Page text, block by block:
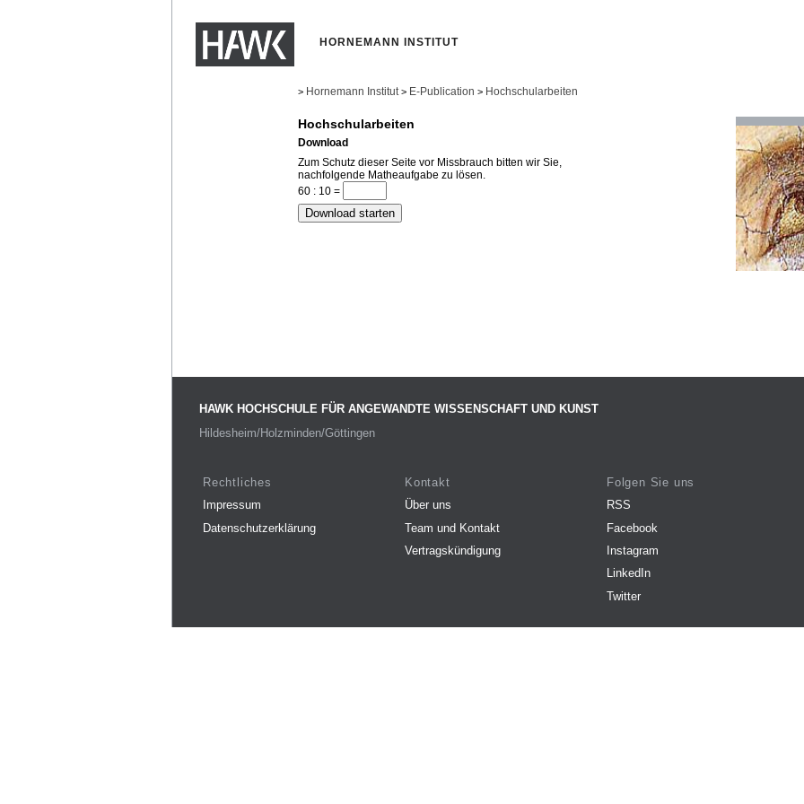
HORNEMANN INSTITUT
> Hornemann Institut > E-Publication > Hochschularbeiten
Hochschularbeiten
Download
Zum Schutz dieser Seite vor Missbrauch bitten wir Sie,
nachfolgende Matheaufgabe zu lösen.
60 : 10 =
HAWK HOCHSCHULE FÜR ANGEWANDTE WISSENSCHAFT UND KUNST
Hildesheim/Holzminden/Göttingen
Rechtliches
Impressum
Datenschutzerklärung
Kontakt
Über uns
Team und Kontakt
Vertragskündigung
Folgen Sie uns
RSS
Facebook
Instagram
LinkedIn
Twitter